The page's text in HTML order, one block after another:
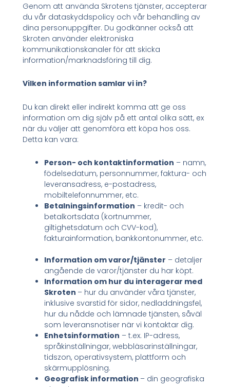
Genom att använda Skrotens tjänster, accepterar
du vår dataskyddspolicy och vår behandling av
dina personuppgifter. Du godkänner också att
Skroten använder elektroniska
kommunikationskanaler för att skicka
information/marknadsföring till dig.
Vilken information samlar vi in?
Du kan direkt eller indirekt komma att ge oss
information om dig själv på ett antal olika sätt, ex
när du väljer att genomföra ett köpa hos oss.
Detta kan vara:
Person- och kontaktinformation – namn,
födelsedatum, personnummer, faktura- och
leveransadress, e-postadress,
mobiltelefonnummer, etc.
Betalningsinformation – kredit- och
betalkortsdata (kortnummer,
giltighetsdatum och CVV-kod),
fakturainformation, bankkontonummer, etc.
Information om varor/tjänster – detaljer
angående de varor/tjänster du har köpt.
Information om hur du interagerar med
Skroten – hur du använder våra tjänster,
inklusive svarstid för sidor, nedladdningsfel,
hur du nådde och lämnade tjänsten, såväl
som leveransnotiser när vi kontaktar dig.
Enhetsinformation – t.ex. IP-adress,
språkinställningar, webbläsarinställningar,
tidszon, operativsystem, plattform och
skärmupplösning.
Geografisk information – din geografiska